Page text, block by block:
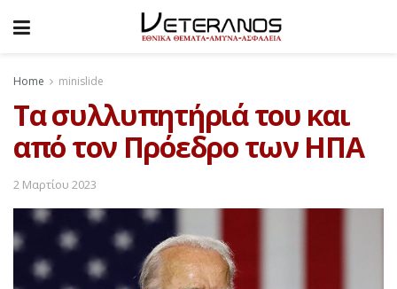
Home minislide
Τα συλλυπητήριά του και
από τον Πρόεδρο των ΗΠΑ
2 Μαρτίου 2023